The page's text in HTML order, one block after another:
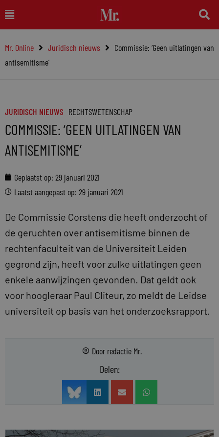
naar
inhoud
Main
Menu
Mr. Online Juridisch nieuws
Commissie: ‘Geen uitlatingen van
antisemitisme’
JURIDISCH NIEUWS RECHTSWETENSCHAP
COMMISSIE: ‘GEEN UITLATINGEN VAN
ANTISEMITISME’
Geplaatst op: 29 januari 2021
Laatst aangepast op: 29 januari 2021
De Commissie Corstens die heeft onderzocht of
de geruchten over antisemitisme binnen de
rechtenfaculteit van de Universiteit Leiden
gegrond zijn, heeft voor zulke uitlatingen geen
enkele aanwijzingen gevonden. Dat geldt ook
voor hoogleraar Paul Cliteur, zo meldt de Leidse
universiteit op basis van het onderzoeksrapport.
Door redactie Mr.
Delen: